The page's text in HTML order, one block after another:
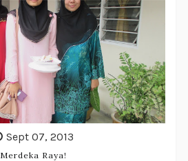
Sept 07, 2013
Merdeka Raya!